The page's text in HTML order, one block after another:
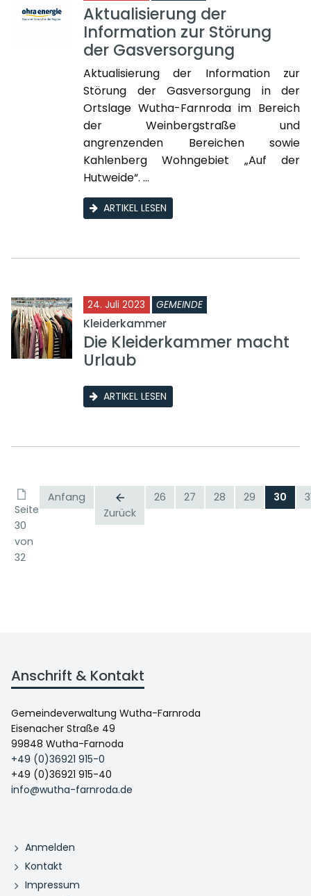
Aktualisierung der
Information zur Störung
der Gasversorgung
Aktualisierung der Information zur
Störung der Gasversorgung in der
Ortslage Wutha-Farnroda im Bereich
der Weinbergstraße und
angrenzenden Bereichen sowie
Kahlenberg Wohngebiet „Auf der
Hutweide“. ...
ARTIKEL LESEN
24. Juli 2023 GEMEINDE
Kleiderkammer
Die Kleiderkammer macht
Urlaub
ARTIKEL LESEN
Seite
30
von
32
Anfang
Zurück
26 27 28 29 30
Anschrift & Kontakt
Gemeindeverwaltung Wutha-Farnroda
Eisenacher Straße 49
99848 Wutha-Farnoda
+49 (0)36921 915-0
+49 (0)36921 915-40
info@wutha-farnroda.de
Anmelden
Kontakt
Impressum